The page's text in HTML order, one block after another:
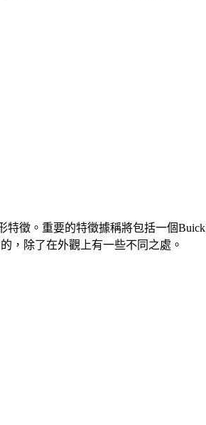
徵。重要的特徵據稱將包括一個
，除了在外觀上有一些不同之處。